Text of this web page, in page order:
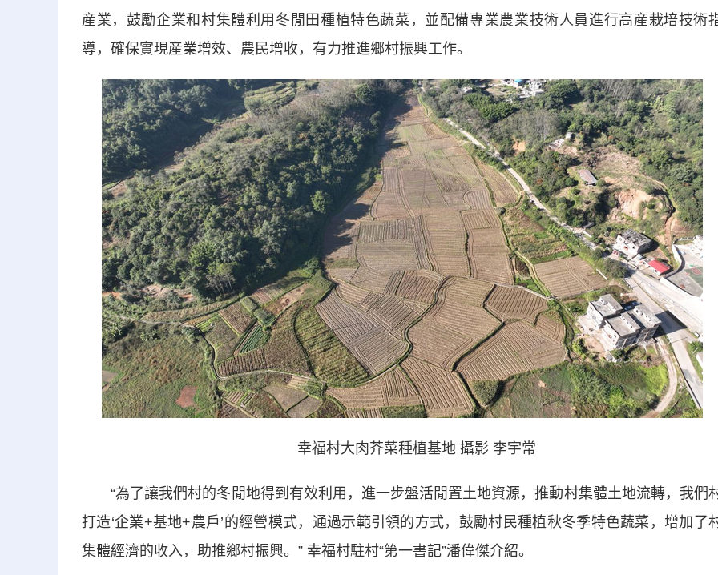
産業，鼓勵企業和村集體利用冬閒田種植特色蔬菜，並配備專業農業技術人員進行高産栽培技術
導，確保實現産業增效、農民增收，有力推進鄉村振興工作。
幸福村大肉芥菜種植基地 攝影 李宇常
“為了讓我們村的冬閒地得到有效利用，進一步盤活閒置土地資源，推動村集體土地流轉，我們
打造‘企業+基地+農戶’的經營模式，通過示範引領的方式，鼓勵村民種植秋冬季特色蔬菜，增加了
集體經濟的收入，助推鄉村振興。” 幸福村駐村“第一書記”潘偉傑介紹。